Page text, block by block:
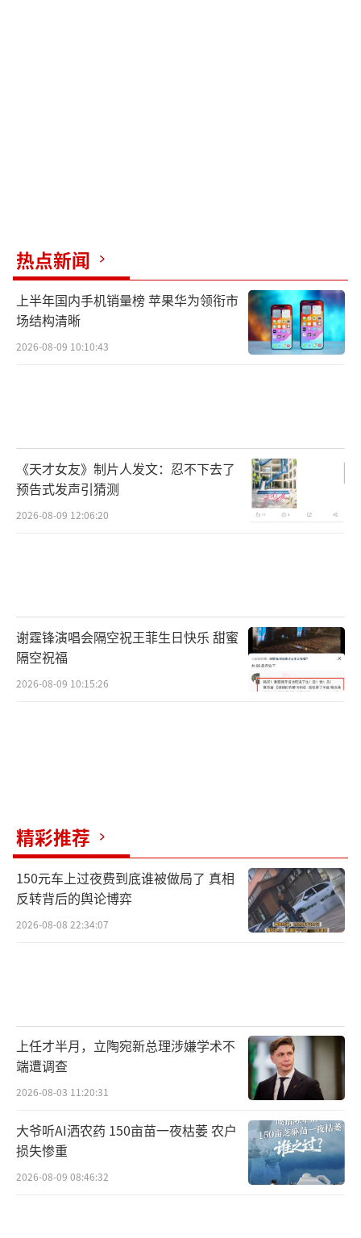
热点新闻
上半年国内手机销量榜 苹果华为领衔市
场结构清晰
2026-08-09 10:10:43
《天才女友》制片人发文：忍不下去了
预告式发声引猜测
2026-08-09 12:06:20
谢霆锋演唱会隔空祝王菲生日快乐 甜蜜
隔空祝福
2026-08-09 10:15:26
精彩推荐
150元车上过夜费到底谁被做局了 真相
反转背后的舆论博弈
2026-08-08 22:34:07
上任才半月，立陶宛新总理涉嫌学术不
端遭调查
2026-08-03 11:20:31
大爷听AI洒农药 150亩苗一夜枯萎 农户
损失惨重
2026-08-09 08:46:32